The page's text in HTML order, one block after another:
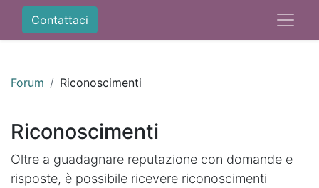
Contattaci
Forum Riconoscimenti
Riconoscimenti
Oltre a guadagnare reputazione con domande e
risposte, è possibile ricevere riconoscimenti